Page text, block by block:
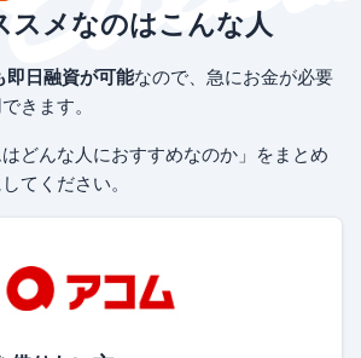
スメなのはこんな人
即日融資が可能なので、急にお金が必要
きます。
どんな人におすすめなのか」をまとめ
てください。